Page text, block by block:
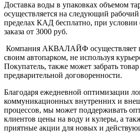
Доставка воды в упаковках объемом
осуществляется на следующий рабочий
пределах КАД бесплатно, при условии
заказа от 3000 руб.
Компания АКВАЛАЙФ осуществляет
своим автопарком, не используя
Покупатель, также может забрать
предварительной договоренности.
Благодаря ежедневной оптимизации
коммуникационных внутренних и
процессов, мы может поддерживать
клиентов цены на воду и кулеры, а
приятные акции для новых и